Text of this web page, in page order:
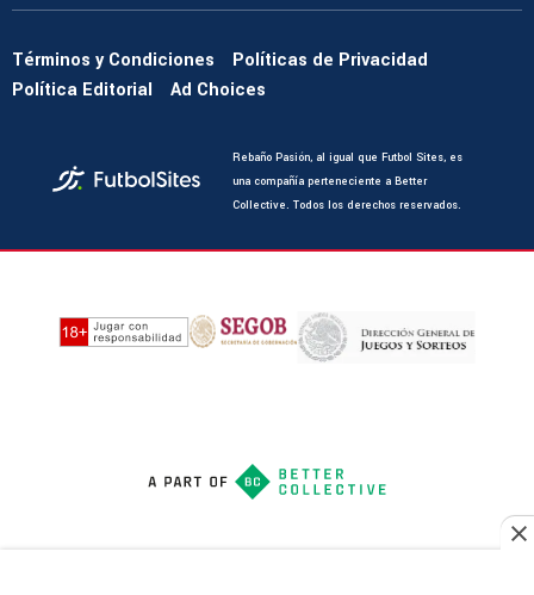
Términos y Condiciones
Políticas de Privacidad
Política Editorial
Ad Choices
Rebaño Pasión, al igual que Futbol Sites, es
una compañía perteneciente a Better
Collective. Todos los derechos reservados.